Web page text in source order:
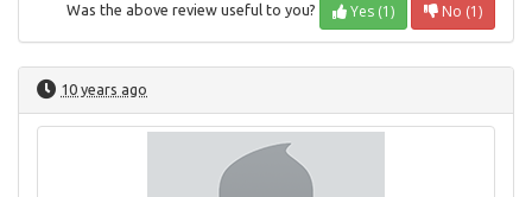
Was the above review useful to you? Yes (1) No (1)
10 years ago